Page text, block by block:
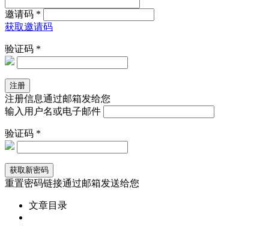
邀请码 *
获取邀请码
验证码 *
注册信息通过邮箱发给您
输入用户名或电子邮件
验证码 *
重置密码链接通过邮箱发送给您
文章目录